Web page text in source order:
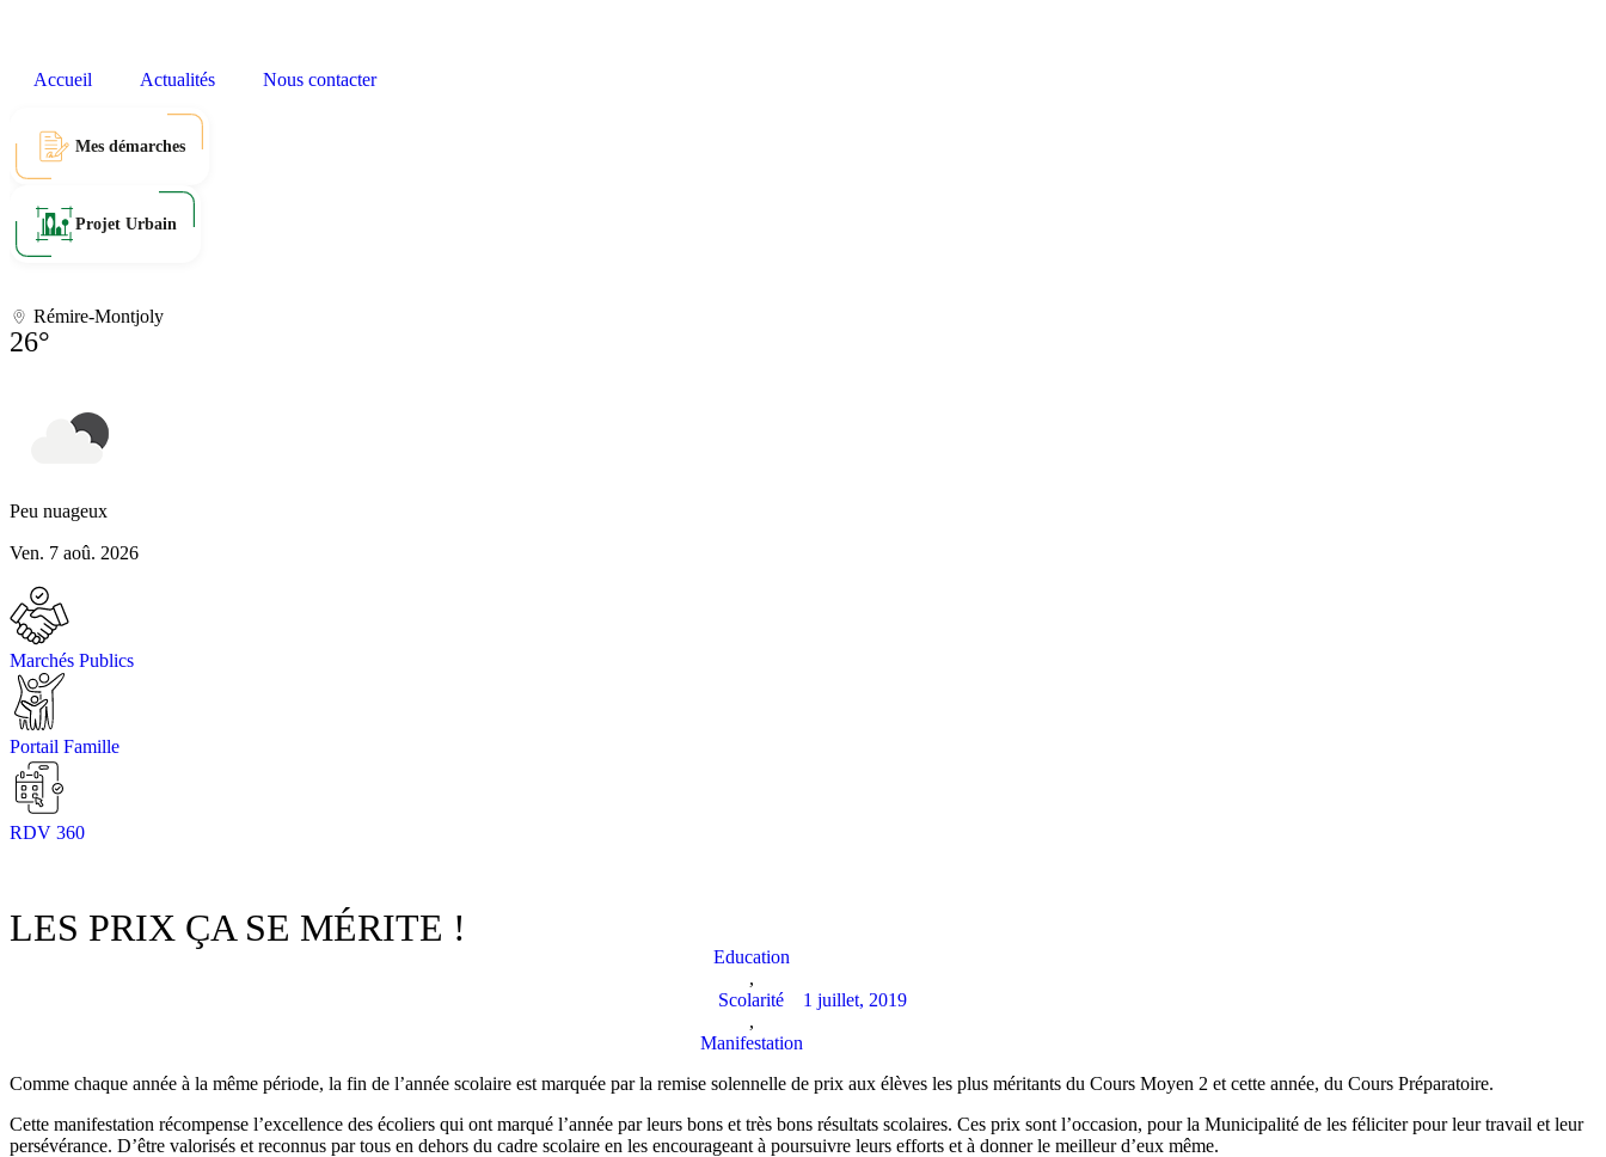
Accueil Actualités Nous contacter
Mes démarches
Projet Urbain
Rémire-Montjoly
26°
Peu nuageux
Ven. 7 aoû. 2026
Marchés Publics
Portail Famille
RDV 360
LES PRIX ÇA SE MÉRITE !
Education
,
Scolarité
,
Manifestation
1 juillet, 2019
Comme chaque année à la même période, la fin de l’année scolaire est marquée par la remise solennelle de prix aux élèves les plus méritants du Cours Moyen 2 et cette année, du Cours Préparatoire.
Cette manifestation récompense l’excellence des écoliers qui ont marqué l’année par leurs bons et très bons résultats scolaires. Ces prix sont l’occasion, pour la Municipalité de les féliciter pour leur travail et leur
persévérance. D’être valorisés et reconnus par tous en dehors du cadre scolaire en les encourageant à poursuivre leurs efforts et à donner le meilleur d’eux même.